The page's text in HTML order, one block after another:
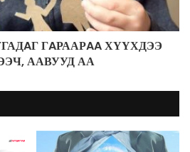
ГAРААРAA ХҮҮХДЭЭ
ААВУУД АА